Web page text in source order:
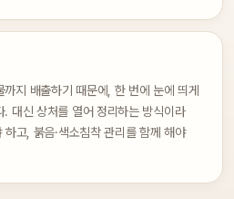
지 배출하기 때문에, 한 번에 눈에 띄게
. 대신 상처를 열어 정리하는 방식이라
고, 붉음·색소침착 관리를 함께 해야